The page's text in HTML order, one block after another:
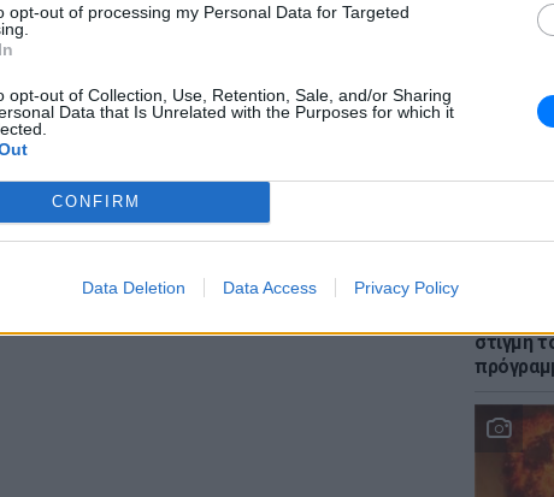
opt-out of processing my Personal Data for Targeted
opt-out of Collection, Use, Retention, Sale, and/or Sharing
Data that Is Unrelated with the Purposes for which it
CONFIRM
Data Deletion Data Access Privacy Policy
Πώς η
στη
στιγμή
νέα της ημέρας και ότι σου κάνει κλικ!
και στο Instagram
ΔΙΑΦΗΜΙΣΗ